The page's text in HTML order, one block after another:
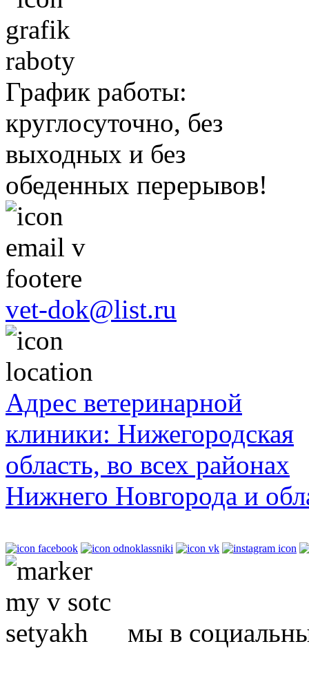
График работы:
круглосуточно, без
выходных и без
обеденных перерывов!
vet-dok@list.ru
Адрес ветеринарной
клиники: Нижегородская
область, во всех районах
Нижнего Новгорода и
мы в